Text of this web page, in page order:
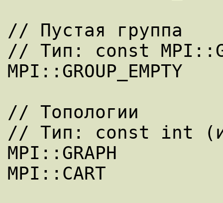
// Пустая группа
// Тип: const
MPI::GROUP_EMPTY
// Топологии
// Тип: const int
MPI::GRAPH
MPI::CART